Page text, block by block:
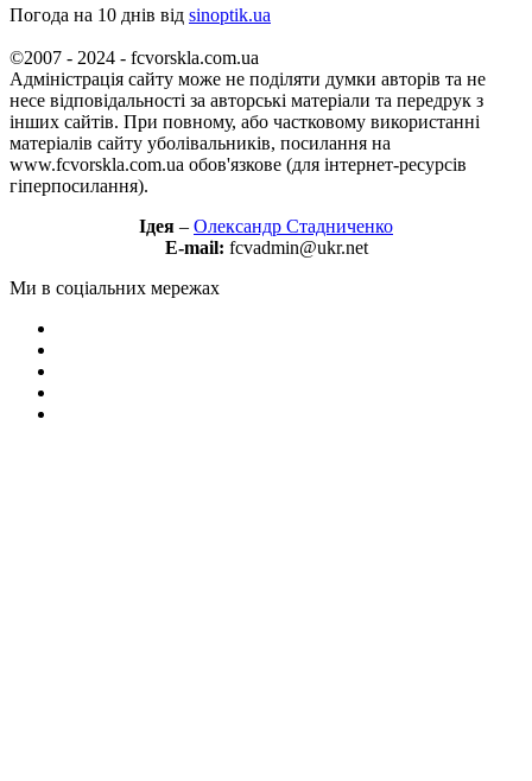
Погода на 10 днів від sinoptik.ua
©2007 - 2024 - fcvorskla.com.ua
Адміністрація сайту може не поділяти думки авторів та не
несе відповідальності за авторські матеріали та передрук з
інших сайтів. При повному, або частковому використанні
матеріалів сайту уболівальників, посилання на
www.fcvorskla.com.ua обов'язкове (для інтернет-ресурсів
гіперпосилання).
Ідея – Олександр Стадниченко
E-mail: fcvadmin@ukr.net
Ми в соціальних мережах